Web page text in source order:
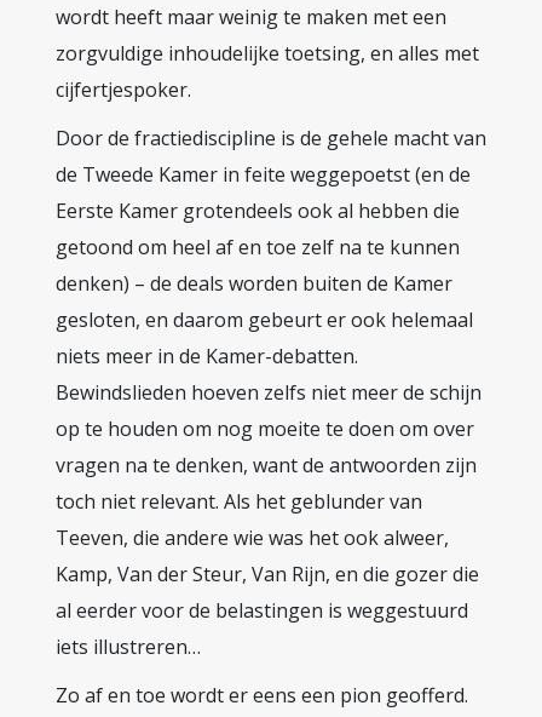
wordt heeft maar weinig te maken met een
zorgvuldige inhoudelijke toetsing, en alles met
cijfertjespoker.
Door de fractiediscipline is de gehele macht van
de Tweede Kamer in feite weggepoetst (en de
Eerste Kamer grotendeels ook al hebben die
getoond om heel af en toe zelf na te kunnen
denken) – de deals worden buiten de Kamer
gesloten, en daarom gebeurt er ook helemaal
niets meer in de Kamer-debatten.
Bewindslieden hoeven zelfs niet meer de schijn
op te houden om nog moeite te doen om over
vragen na te denken, want de antwoorden zijn
toch niet relevant. Als het geblunder van
Teeven, die andere wie was het ook alweer,
Kamp, Van der Steur, Van Rijn, en die gozer die
al eerder voor de belastingen is weggestuurd
iets illustreren…
Zo af en toe wordt er eens een pion geofferd.